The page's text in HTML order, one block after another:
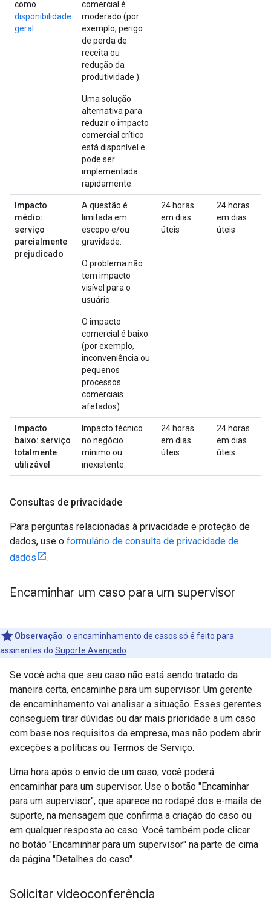
como
disponibilidade
geral
comercial é
moderado (por
exemplo, perigo
de perda de
receita ou
redução da
produtividade ).
Uma solução
alternativa para
reduzir o impacto
comercial crítico
está disponível e
pode ser
implementada
rapidamente.
Impacto
médio:
serviço
parcialmente
prejudicado
A questão é
limitada em
escopo e/ou
gravidade.
O problema não
tem impacto
visível para o
usuário.
O impacto
comercial é baixo
(por exemplo,
inconveniência ou
pequenos
processos
comerciais
afetados).
24 horas
em dias
úteis
24 horas
em dias
úteis
Impacto
baixo: serviço
totalmente
utilizável
Impacto técnico
no negócio
mínimo ou
inexistente.
24 horas
em dias
úteis
24 horas
em dias
úteis
Consultas de privacidade
Para perguntas relacionadas à privacidade e proteção de
dados, use o formulário de consulta de privacidade de
dados
.
Encaminhar um caso para um supervisor
Observação: o encaminhamento de casos só é feito para
assinantes do Suporte Avançado
Se você acha que seu caso não está sendo tratado da
maneira certa, encaminhe para um supervisor. Um gerente
de encaminhamento vai analisar a situação. Esses gerentes
conseguem tirar dúvidas ou dar mais prioridade a um caso
com base nos requisitos da empresa, mas não podem abrir
exceções a políticas ou Termos de Serviço.
Uma hora após o envio de um caso, você poderá
encaminhar para um supervisor. Use o botão "Encaminhar
para um supervisor", que aparece no rodapé dos e-mails de
suporte, na mensagem que confirma a criação do caso ou
em qualquer resposta ao caso. Você também pode clicar
no botão "Encaminhar para um supervisor" na parte de cima
da página "Detalhes do caso".
Solicitar videoconferência